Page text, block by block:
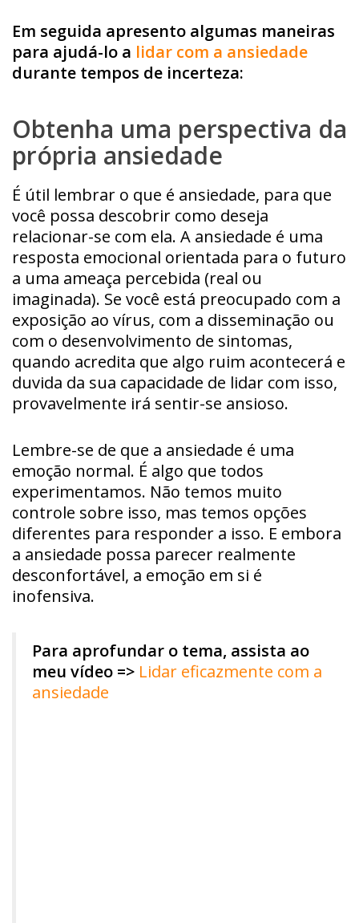
Em seguida apresento algumas maneiras
para ajudá-lo a lidar com a ansiedade
durante tempos de incerteza:
Obtenha uma perspectiva da
própria ansiedade
É útil lembrar o que é ansiedade, para que
você possa descobrir como deseja
relacionar-se com ela. A ansiedade é uma
resposta emocional orientada para o futuro
a uma ameaça percebida (real ou
imaginada). Se você está preocupado com a
exposição ao vírus, com a disseminação ou
com o desenvolvimento de sintomas,
quando acredita que algo ruim acontecerá e
duvida da sua capacidade de lidar com isso,
provavelmente irá sentir-se ansioso.
Lembre-se de que a ansiedade é uma
emoção normal. É algo que todos
experimentamos. Não temos muito
controle sobre isso, mas temos opções
diferentes para responder a isso. E embora
a ansiedade possa parecer realmente
desconfortável, a emoção em si é
inofensiva.
Para aprofundar o tema, assista ao
meu vídeo => Lidar eficazmente com a
ansiedade